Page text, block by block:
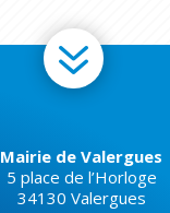
7
Mairie de Valergues
5 place de l’Horloge
34130 Valergues